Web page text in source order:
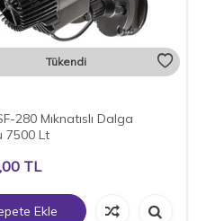
Tükendi
280 Mıknatıslı Dalga
7500 Lt
TL
Ekle